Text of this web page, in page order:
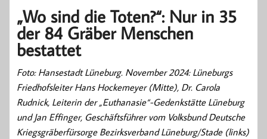
„Wo sind die Toten?“: Nur in 35
der 84 Gräber Menschen
bestattet
Foto: Hansestadt Lüneburg. November 2024: Lüneburgs
Friedhofsleiter Hans Hockemeyer (Mitte), Dr. Carola
Rudnick, Leiterin der „Euthanasie“-Gedenkstätte Lüneburg
und Jan Effinger, Geschäftsführer vom Volksbund Deutsche
Kriegsgräberfürsorge Bezirksverband Lüneburg/Stade (links)